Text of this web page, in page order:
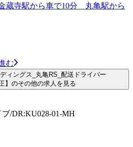
蔵寺駅から車で10分 丸亀駅から
む
ィングス_丸亀RS_配送ドライバー
】のその他の求人を見る
/DR:KU028-01-MH